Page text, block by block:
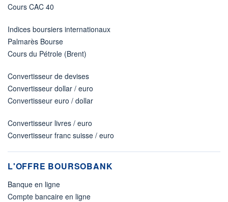
Cours CAC 40
Indices boursiers internationaux
Palmarès Bourse
Cours du Pétrole (Brent)
Convertisseur de devises
Convertisseur dollar / euro
Convertisseur euro / dollar
Convertisseur livres / euro
Convertisseur franc suisse / euro
L'OFFRE BOURSOBANK
Banque en ligne
Compte bancaire en ligne